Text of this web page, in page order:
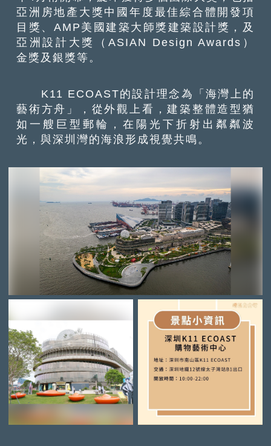
亞洲房地產大獎中國年度最佳綜合體開發項
目獎、AMP美國建築大師獎建築設計獎，及
亞洲設計大獎（ASIAN Design Awards）
金獎及銀獎等。
K11 ECOAST的設計理念為「海灣上的
藝術方舟」，從外觀上看，建築整體造型猶
如一艘巨型郵輪，在陽光下折射出粼粼波
光，與深圳灣的海浪形成視覺共鳴。